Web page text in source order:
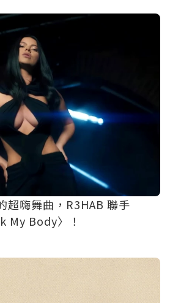
超嗨舞曲，R3HAB 聯手
My Body〉！